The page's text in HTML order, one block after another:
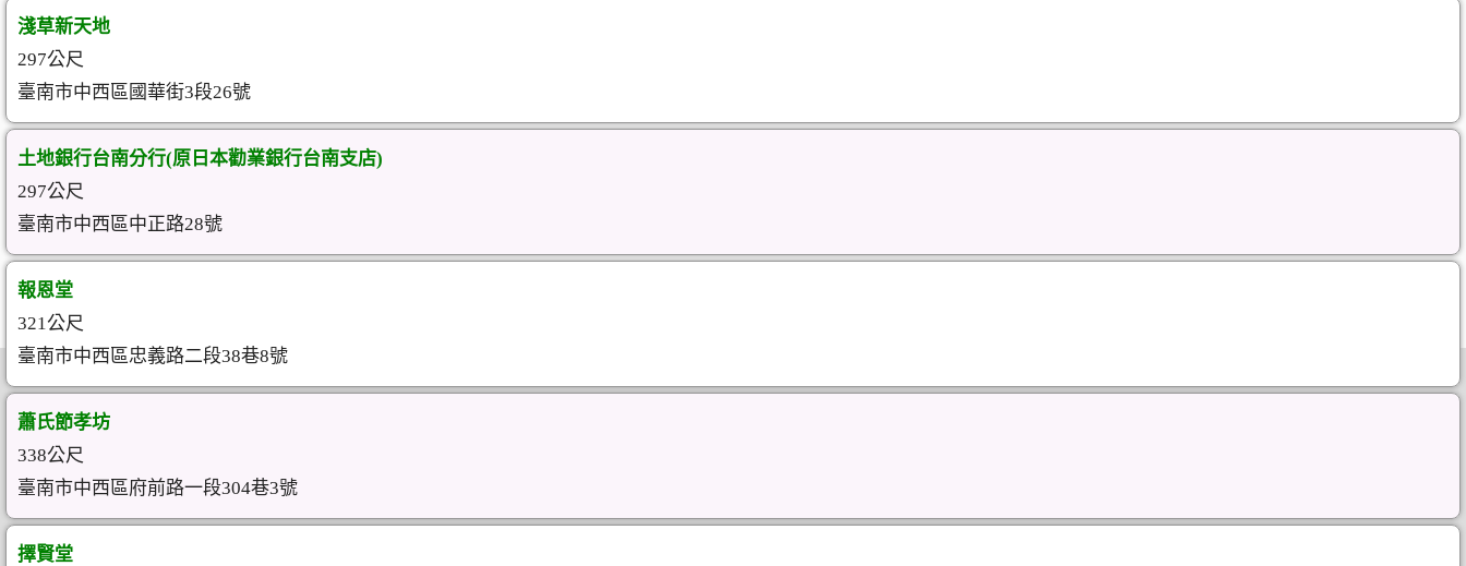
淺草新天地
297公尺
臺南市中西區國華街3段26號
土地銀行台南分行(原日本勸業銀行台南支店)
297公尺
臺南市中西區中正路28號
報恩堂
321公尺
臺南市中西區忠義路二段38巷8號
蕭氏節孝坊
338公尺
臺南市中西區府前路一段304巷3號
擇賢堂